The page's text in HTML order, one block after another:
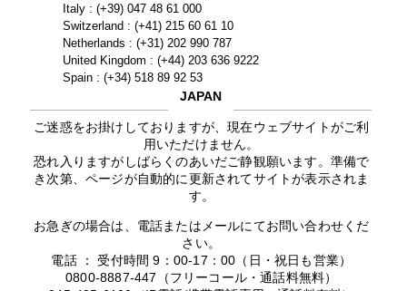
Italy : (+39) 047 48 61 000
Switzerland : (+41) 215 60 61 10
Netherlands : (+31) 202 990 787
United Kingdom : (+44) 203 636 9222
Spain : (+34) 518 89 92 53
JAPAN
ご迷惑をお掛けしておりますが、現在ウェブサイトがご利
用いただけません。
恐れ入りますがしばらくのあいだご静観願います。準備で
き次第、ページが自動的に更新されてサイトが表示されま
す。
お急ぎの場合は、電話またはメールにてお問い合わせくだ
さい。
電話 ： 受付時間 9：00-17：00（日・祝日も営業）
0800-8887-447（フリーコール・通話料無料）